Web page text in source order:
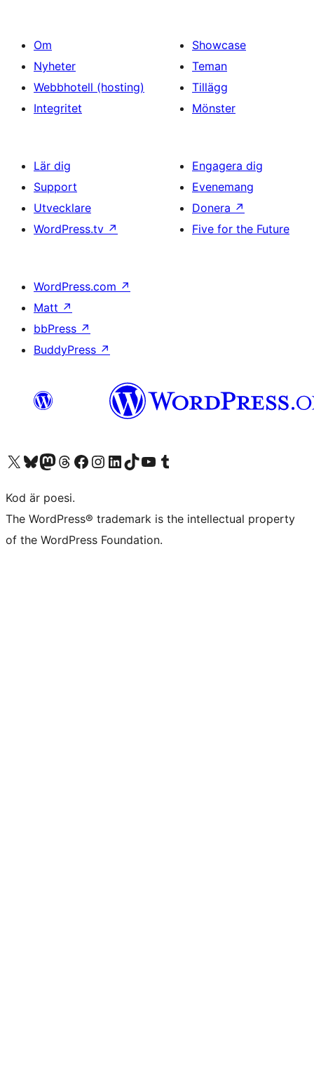
Om
Nyheter
Webbhotell (hosting)
Integritet
Showcase
Teman
Tillägg
Mönster
Lär dig
Support
Utvecklare
WordPress.tv ↗
Engagera dig
Evenemang
Donera ↗
Five for the Future
WordPress.com ↗
Matt ↗
bbPress ↗
BuddyPress ↗
Besök vår X-konto (f.d. Twitter)
Besök vårt Bluesky-konto
Besök vårt Mastodon-konto
Besök vårt Thread-konto
Besök vår Facebook-sidaBesök vårt Instagram-konto
Besök vårt LinkedIn-konto
Besök vårt TikTok-konto
Besök vår YouTube-kanalBesök vårt Tumblr-konto
Kod är poesi.
The WordPress® trademark is the intellectual property
of the WordPress Foundation.